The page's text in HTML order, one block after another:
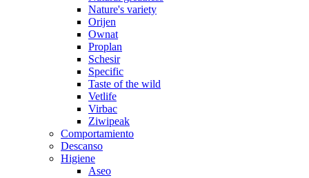
Nature's variety
Orijen
Ownat
Proplan
Schesir
Specific
Taste of the wild
Vetlife
Virbac
Ziwipeak
Comportamiento
Descanso
Higiene
Aseo